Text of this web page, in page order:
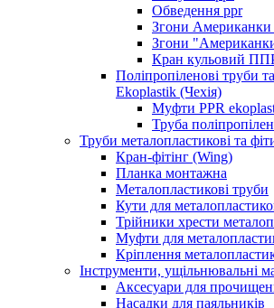
Обведення ppr
Згони
Згони
Кран кульовий
Поліпропіленові труби
Ekoplastik (Чехія)
Муфти PPR
Труба
Труби металопластикові та
Кран-фітінг (Wing)
Планка монтажна
Металопластикові труби
Кути для
Трійники хрести
Муфти для
Кріплення
Інструменти, ущільнювальні
Аксесуари для
Насадки для паяльників